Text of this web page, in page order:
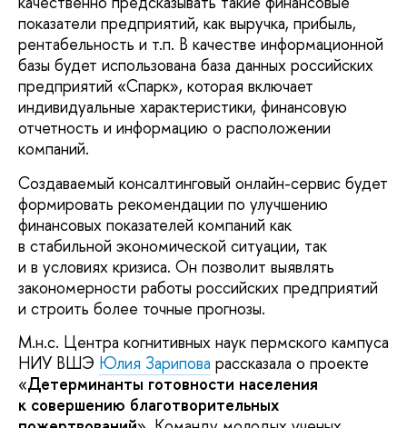
показатели предприятий, как выручка, прибыль,
рентабельность и т.п. В качестве информационной
базы будет использована база данных российских
предприятий «Спарк», которая включает
индивидуальные характеристики, финансовую
отчетность и информацию о расположении
компаний.
Создаваемый консалтинговый онлайн-сервис будет
формировать рекомендации по улучшению
финансовых показателей компаний как
в стабильной экономической ситуации, так
и в условиях кризиса. Он позволит выявлять
закономерности работы российских предприятий
и строить более точные прогнозы.
М.н.с. Центра когнитивных наук пермского кампуса
НИУ ВШЭ Юлия Зарипова рассказала о проекте
«Детерминанты готовности населения
к совершению благотворительных